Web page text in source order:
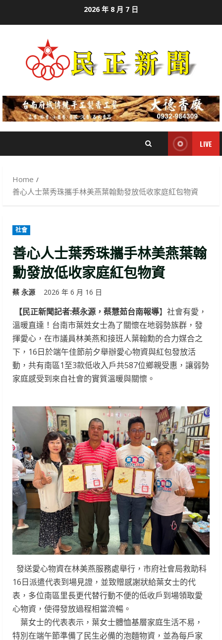
2026 年 8 月 7 日
LIVE
Home
善心人士葉秀珠攜手林美燕葉翰勳發放低收家庭紅包物資
社會
善心人士葉秀珠攜手林美燕葉翰
勳發放低收家庭紅包物資
蔡 永源 2026 年 6 月 16 日
【民正新聞記者:蔡永源，蔡慧茹台南報導】社會有愛，
溫暖直達！台南市葉姓女士為了關懷在地弱勢族群，發
揮愛心，在市議員林美燕和接班人葉翰勳的合力媒合之
下，16日於端午佳節前夕舉辦愛心物資與紅包發放活
動，共有南區1至3款低收入戶共587位鄉親受惠，讓弱勢
家庭感受到來自社會的實質溫暖與關懷。
發送愛心物資在林美燕服務處舉行，市府社會局救助科
16日派遣代表到場見證，並致贈感謝狀給葉女士的代
表，多位南區里長更代替行動不便的低收戶到場領取愛
心物資，使得發放過程相當流暢。
葉女士的代表表示，葉女士體恤基層家庭生活不易，
特別在端午節準備了民生必備的泡麵物資，並為每戶家